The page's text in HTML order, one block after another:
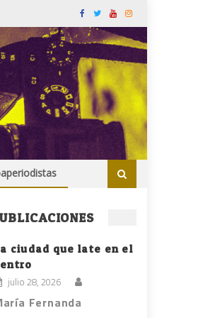
ciudad que late en el
julio 28, 2026
Fernanda